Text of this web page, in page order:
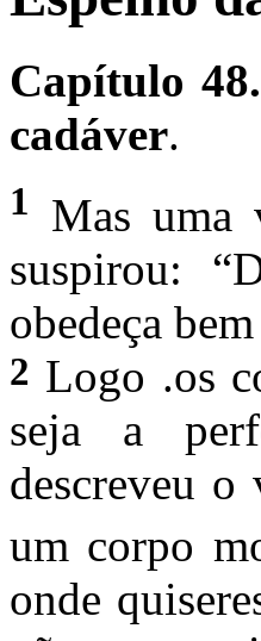
Capítulo
cadáver.
1 Mas uma
suspirou:
obedeça
2 Logo .os
seja a
descreveu
um corpo
onde